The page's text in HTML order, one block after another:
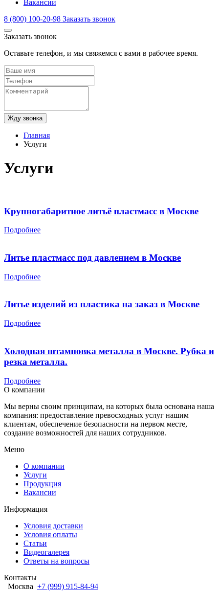
Вакансии
8 (800) 100-20-98 Заказать звонок
Заказать звонок
Оставьте телефон, и мы свяжемся с вами в рабочее время.
Жду звонка
Главная
Услуги
Услуги
Крупногабаритное литьё пластмасс в Москве
Подробнее
Литье пластмасс под давлением в Москве
Подробнее
Литье изделий из пластика на заказ в Москве
Подробнее
Холодная штамповка металла в Москве. Рубка и
резка металла.
Подробнее
О компании
Мы верны своим принципам, на которых была основана наша
компания: предоставление превосходных услуг нашим
клиентам, обеспечение безопасности на первом месте,
создание возможностей для наших сотрудников.
Меню
О компании
Услуги
Продукция
Вакансии
Информация
Условия доставки
Условия оплаты
Статьи
Видеогалерея
Ответы на вопросы
Контакты
Москва +7 (999) 915-84-94